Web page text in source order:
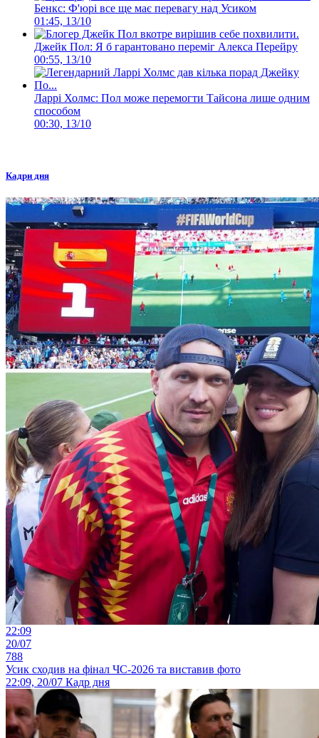
Бенкс: Ф'юрі все ще має перевагу над Усиком
01:45, 13/10
Джейк Пол: Я б гарантовано переміг Алекса Перейру
00:55, 13/10
Ларрі Холмс: Пол може перемогти Тайсона лише одним
способом
00:30, 13/10
Кадри дня
22:09
20/07
788
Усик сходив на фінал ЧС-2026 та виставив фото
22:09, 20/07 Кадр дня